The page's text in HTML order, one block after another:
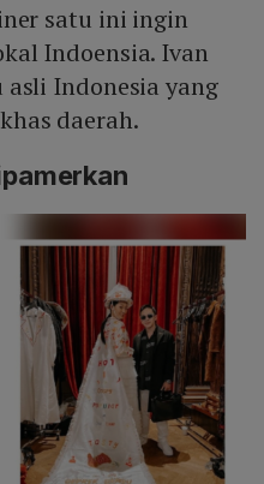
satu ini ingin
Indoensia. Ivan
Indonesia yang
daerah.